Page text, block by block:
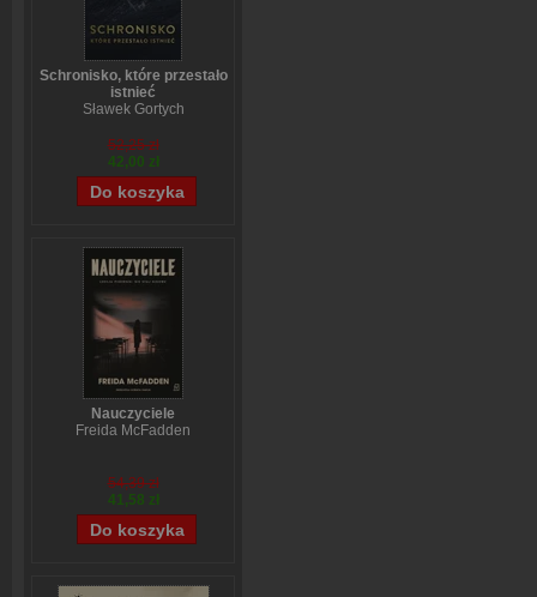
Schronisko, które przestało
istnieć
Sławek Gortych
52,25 zł
42,00 zł
Nauczyciele
Freida McFadden
54,39 zł
41,58 zł